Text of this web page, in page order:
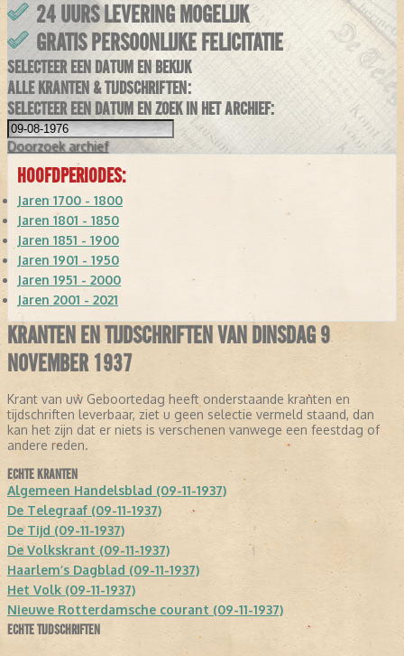
24 UURS LEVERING MOGELIJK
GRATIS PERSOONLIJKE FELICITATIE
SELECTEER EEN DATUM EN BEKIJK
ALLE KRANTEN & TIJDSCHRIFTEN:
SELECTEER EEN DATUM EN ZOEK IN HET ARCHIEF:
Doorzoek archief
HOOFDPERIODES:
Jaren 1700 - 1800
Jaren 1801 - 1850
Jaren 1851 - 1900
Jaren 1901 - 1950
Jaren 1951 - 2000
Jaren 2001 - 2021
KRANTEN EN TIJDSCHRIFTEN VAN DINSDAG 9
NOVEMBER 1937
Krant van uw Geboortedag heeft onderstaande kranten en
tijdschriften leverbaar, ziet u geen selectie vermeld staand, dan
kan het zijn dat er niets is verschenen vanwege een feestdag of
andere reden.
ECHTE KRANTEN
Algemeen Handelsblad (09-11-1937)
De Telegraaf (09-11-1937)
De Tijd (09-11-1937)
De Volkskrant (09-11-1937)
Haarlem’s Dagblad (09-11-1937)
Het Volk (09-11-1937)
Nieuwe Rotterdamsche courant (09-11-1937)
ECHTE TIJDSCHRIFTEN